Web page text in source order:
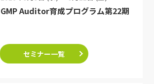
GMP Auditor育成プログラム第22期
セミナー一覧